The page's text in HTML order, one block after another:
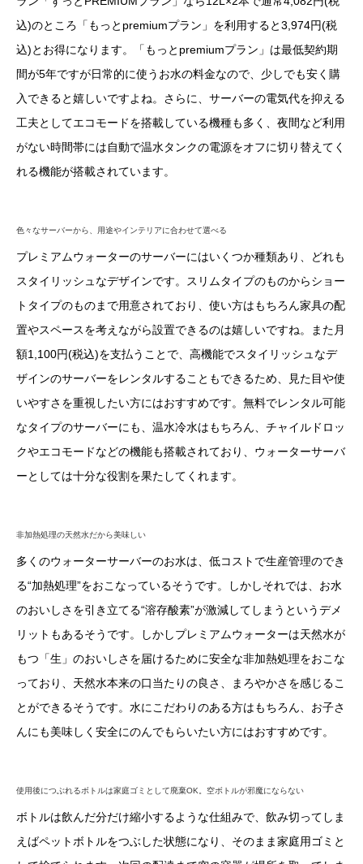
込)のところ「もっとpremiumプラン」を利用すると3,974円(税
込)とお得になります。「もっとpremiumプラン」は最低契約期
間が5年ですが日常的に使うお水の料金なので、少しでも安く購
入できると嬉しいですよね。さらに、サーバーの電気代を抑える
工夫としてエコモードを搭載している機種も多く、夜間など利用
がない時間帯には自動で温水タンクの電源をオフに切り替えてく
れる機能が搭載されています。
色々なサーバーから、用途やインテリアに合わせて選べる
プレミアムウォーターのサーバーにはいくつか種類あり、どれも
スタイリッシュなデザインです。スリムタイプのものからショー
トタイプのものまで用意されており、使い方はもちろん家具の配
置やスペースを考えながら設置できるのは嬉しいですね。また月
額1,100円(税込)を支払うことで、高機能でスタイリッシュなデ
ザインのサーバーをレンタルすることもできるため、見た目や使
いやすさを重視したい方にはおすすめです。無料でレンタル可能
なタイプのサーバーにも、温水冷水はもちろん、チャイルドロッ
クやエコモードなどの機能も搭載されており、ウォーターサーバ
ーとしては十分な役割を果たしてくれます。
非加熱処理の天然水だから美味しい
多くのウォーターサーバーのお水は、低コストで生産管理のでき
る“加熱処理”をおこなっているそうです。しかしそれでは、お水
のおいしさを引き立てる“溶存酸素”が激減してしまうというデメ
リットもあるそうです。しかしプレミアムウォーターは天然水が
もつ「生」のおいしさを届けるために安全な非加熱処理をおこな
っており、天然水本来の口当たりの良さ、まろやかさを感じるこ
とができるそうです。水にこだわりのある方はもちろん、お子さ
んにも美味しく安全にのんでもらいたい方にはおすすめです。
使用後につぶれるボトルは家庭ゴミとして廃棄OK。空ボトルが邪魔にならない
ボトルは飲んだ分だけ縮小するような仕組みで、飲み切ってしま
えばペットボトルをつぶした状態になり、そのまま家庭用ゴミと